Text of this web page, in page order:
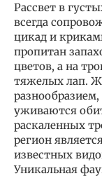
Рассвет в
всегда
цикад и
пропитан
цветов, а на
тяжелых лап.
уживаются
раскаленных
регион
известных
Уникальная